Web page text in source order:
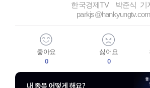
한국경제TV 박준식 기
parkjs@hankyungtv.com
좋아요
0
싫어요
0